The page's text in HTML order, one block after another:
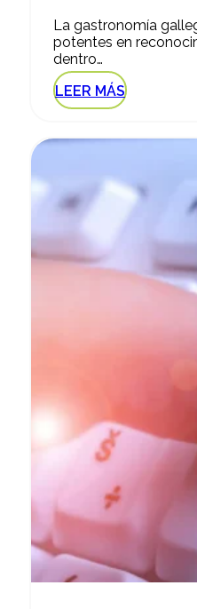
La gastronomía
potentes en
dentro…
LEER MÁS